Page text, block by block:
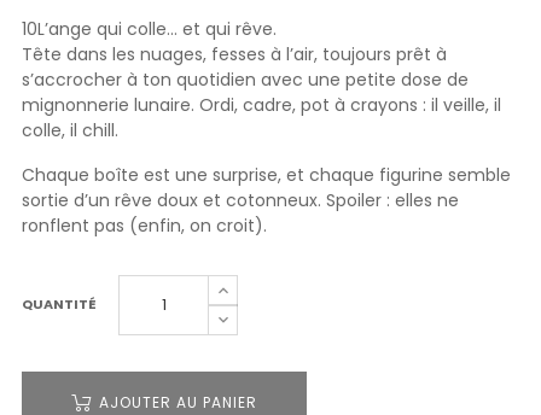
10L’ange qui colle… et qui rêve.
Tête dans les nuages, fesses à l’air, toujours prêt à
s’accrocher à ton quotidien avec une petite dose de
mignonnerie lunaire. Ordi, cadre, pot à crayons : il veille, il
colle, il chill.
Chaque boîte est une surprise, et chaque figurine semble
sortie d’un rêve doux et cotonneux. Spoiler : elles ne
ronflent pas (enfin, on croit).
QUANTITÉ
AJOUTER AU PANIER